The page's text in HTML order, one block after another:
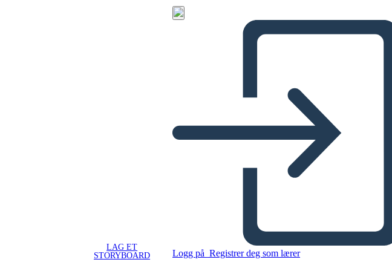
LAG ET
STORYBOARD
Logg på Registrer deg som lærer